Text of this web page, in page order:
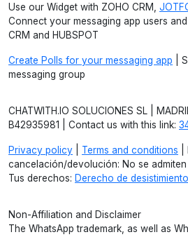
Use our Widget with ZOHO CRM,
Connect your messaging app users
CRM and HUBSPOT
Create Polls for your messaging app |
messaging group
CHATWITH.IO SOLUCIONES SL |
B42935981 | Contact us with this link:
Privacy policy Terms and conditions |
cancelación/devolución: No se
Tus derechos: Derecho de desistimiento
Non-Affiliation and Disclaimer
The WhatsApp trademark, as well as